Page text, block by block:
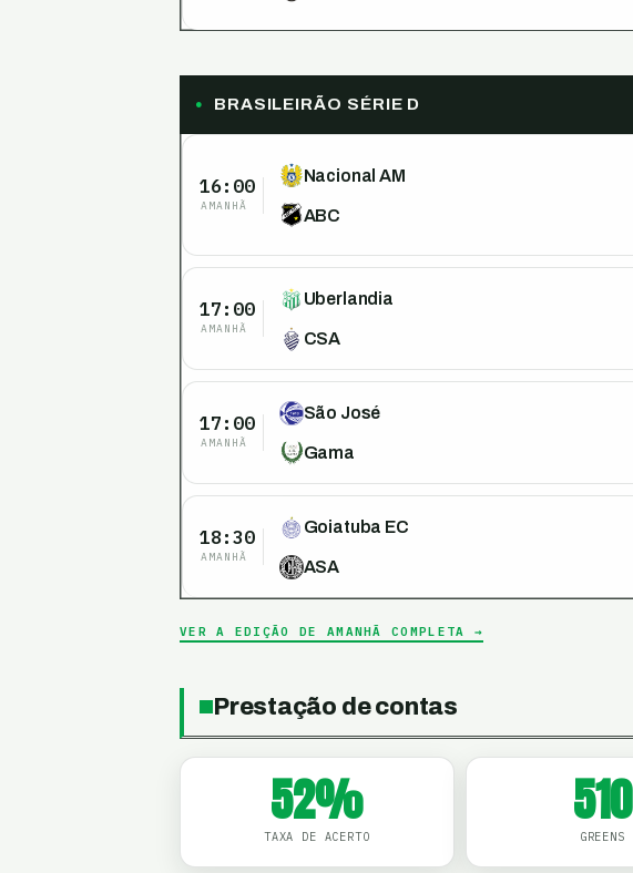
BRASILEIRÃO SÉRIE D
16:00
AMANHÃ
Nacional AM
ABC
17:00
AMANHÃ
Uberlandia
CSA
17:00
AMANHÃ
São José
Gama
18:30
AMANHÃ
Goiatuba EC
ASA
VER A EDIÇÃO DE AMANHÃ COMPLETA →
Prestação de contas
52%
TAXA DE ACERTO
510
GREENS